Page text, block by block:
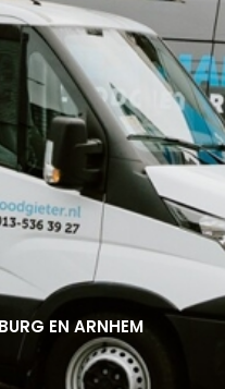
EN ARNHEM
EN ARNHEM
EN ARNHEM